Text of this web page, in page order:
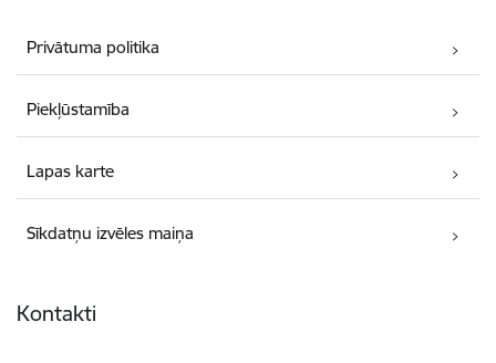
Privātuma politika
Piekļūstamība
Lapas karte
Sīkdatņu izvēles maiņa
Kontakti